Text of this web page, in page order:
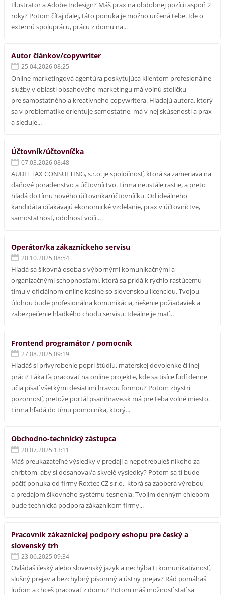
Illustrator a Adobe Indesign? Máš prax na obdobnej pozícii aspoň 2
roky? Potom čítaj ďalej, táto ponuka je možno určená tebe. Ide o
externú spoluprácu, prácu z domu na...
Autor článkov/copywriter
25.04.2026 08:25
Online marketingová agentúra poskytujúca klientom profesionálne
služby v oblasti obsahového marketingu má voľnú stoličku
pre samostatného a kreatívneho copywritera. Hľadajú autora, ktorý
sa v problematike orientuje samostatne, má v nej skúsenosti a prax
a sleduje...
Účtovník/účtovníčka
07.03.2026 08:48
AUDIT TAX CONSULTING, s.r.o. je spoločnosť, ktorá sa zameriava na
daňové poradenstvo a účtovníctvo. Firma neustále rastie, a preto
hľadá do tímu nového účtovníka/účtovníčku. Od ideálneho
kandidáta očakávajú ekonomické vzdelanie, prax v účtovníctve,
samostatnosť, odolnosť voči...
Operátor/ka zákazníckeho servisu
20.10.2025 08:54
Hľadá sa šikovná osoba s výbornými komunikačnými a
organizačnými schopnosťami, ktorá sa pridá k rýchlo rastúcemu
tímu v oficiálnom online kasíne so slovenskou licenciou. Tvojou
úlohou bude profesionálna komunikácia, riešenie požiadaviek a
zabezpečenie hladkého chodu servisu. Ideálne je mať...
Frontend programátor / pomocník
27.08.2025 09:19
Hľadáš si privyrobenie popri štúdiu, materskej dovolenke či inej
práci? Láka ťa pracovať na online projekte, kde sa tisíce ľudí denne
učia písať všetkými desiatimi hravou formou? Potom zbystri
pozornosť, pretože portál psanihrave.sk má pre teba voľné miesto.
Firma hľadá do tímu pomocníka, ktorý...
Obchodno-technický zástupca
20.07.2025 13:11
Máš preukazateľné výsledky v predaji a nepotrebuješ nikoho za
chrbtom, aby si dosahoval/a skvelé výsledky? Potom sa ti bude
páčiť ponuka od firmy Roxtec CZ s.r.o., ktorá sa zaoberá výrobou
a predajom šikovného systému tesnenia. Tvojim denným chlebom
bude technická podpora zákazníkom firmy...
Pracovník zákazníckej podpory eshopu pre český a
slovenský trh
23.06.2025 09:34
Ovládaš český alebo slovenský jazyk a nechýba ti komunikatívnosť,
slušný prejav a bezchybný písomný a ústny prejav? Rád pomáhaš
ľuďom a chceš pracovať z domu? Potom máš možnosť stať sa